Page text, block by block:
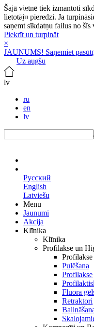
Šajā vietnē tiek izmantoti
lietotāju pieredzi. Ja
saņemt sīkdatņu failus no šīs
Piekrīt un turpināt
×
JAUNUMS! Saņemiet
Uz augšu
lv
ru
en
lv
Русский
English
Latviešu
Menu
Jaunumi
Akcija
Klīnika
Klīnika
Profilakse un
Pulēšana
Profilakse
Fluora
Retraktori